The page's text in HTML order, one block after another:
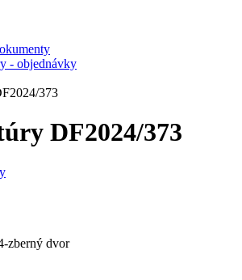
- objednávky
373
DF2024/373
zberný dvor